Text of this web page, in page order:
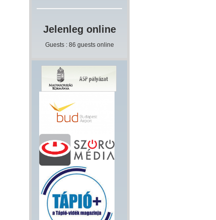
Jelenleg online
Guests : 86 guests online